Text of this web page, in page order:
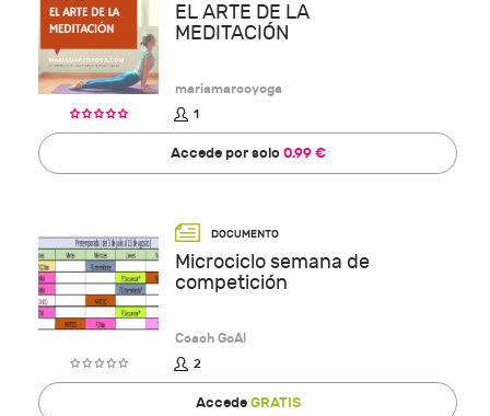
EL ARTE DE LA
MEDITACIÓN
mariamarcoyoga
1
Accede por solo0.99 €
Microciclo semana de
competición
Coach GoAl
2
AccedeGRATIS